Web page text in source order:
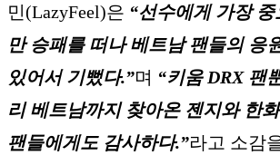
민(LazyFeel)은 “선수에게 가장
만 승패를 떠나 베트남 팬들의 응
있어서 기뻤다.”며 “키움 DRX 팬
리 베트남까지 찾아온 젠지와 한
팬들에게도 감사하다.”라고 소감